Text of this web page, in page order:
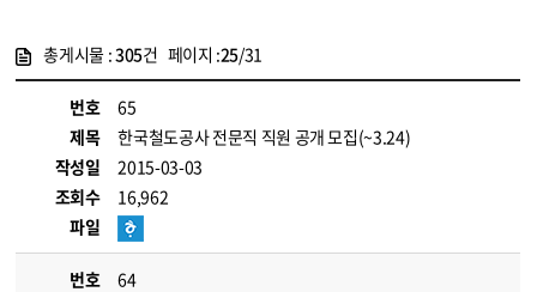
총게시물 :305건 페이지 :25/31
번호
65
제목
한국철도공사 전문직 직원 공개 모집(~3.24)
작성일
2015-03-03
조회수
16,962
파일
번호
64